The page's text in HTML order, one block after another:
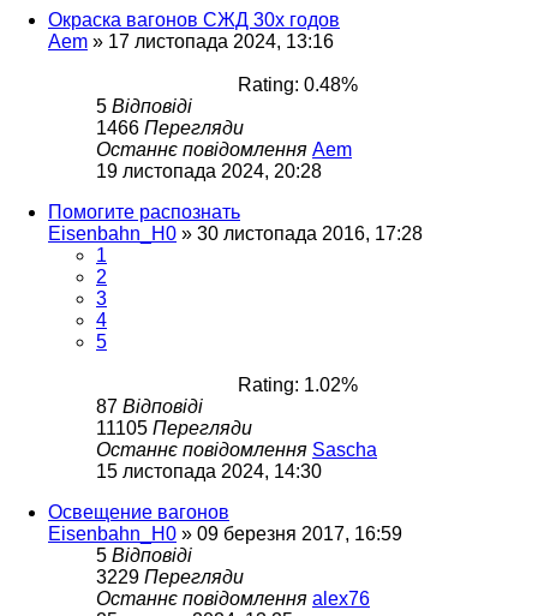
Окраска вагонов СЖД 30х годов
Aem » 17 листопада 2024, 13:16
Rating: 0.48%
5 Відповіді
1466 Перегляди
Останнє повідомлення Aem
19 листопада 2024, 20:28
Помогите распознать
Eisenbahn_H0 » 30 листопада 2016, 17:28
1
2
3
4
5
Rating: 1.02%
87 Відповіді
11105 Перегляди
Останнє повідомлення Sascha
15 листопада 2024, 14:30
Освещение вагонов
Eisenbahn_H0 » 09 березня 2017, 16:59
5 Відповіді
3229 Перегляди
Останнє повідомлення alex76